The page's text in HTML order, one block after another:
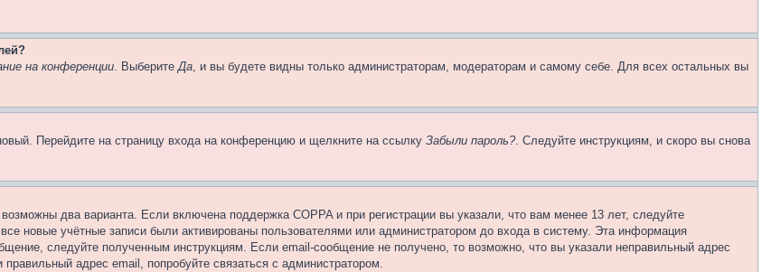
на конференции. ВыберитеДа, и вы будете видны только администраторам, модераторам и самому себе. Для всех остальных вы
Перейдите на страницу входа на конференцию и щелкните на ссылку Забыли пароль?. Следуйте инструкциям, и скоро вы снова
два варианта. Если включена поддержка COPPA и при регистрации вы указали, что вам менее 13 лет, следуйте
новые учётные записи были активированы пользователями или администратором до входа в систему. Эта информация
следуйте полученным инструкциям. Если email-сообщение не получено, то возможно, что вы указали неправильный адрес
адрес email, попробуйте связаться с администратором.